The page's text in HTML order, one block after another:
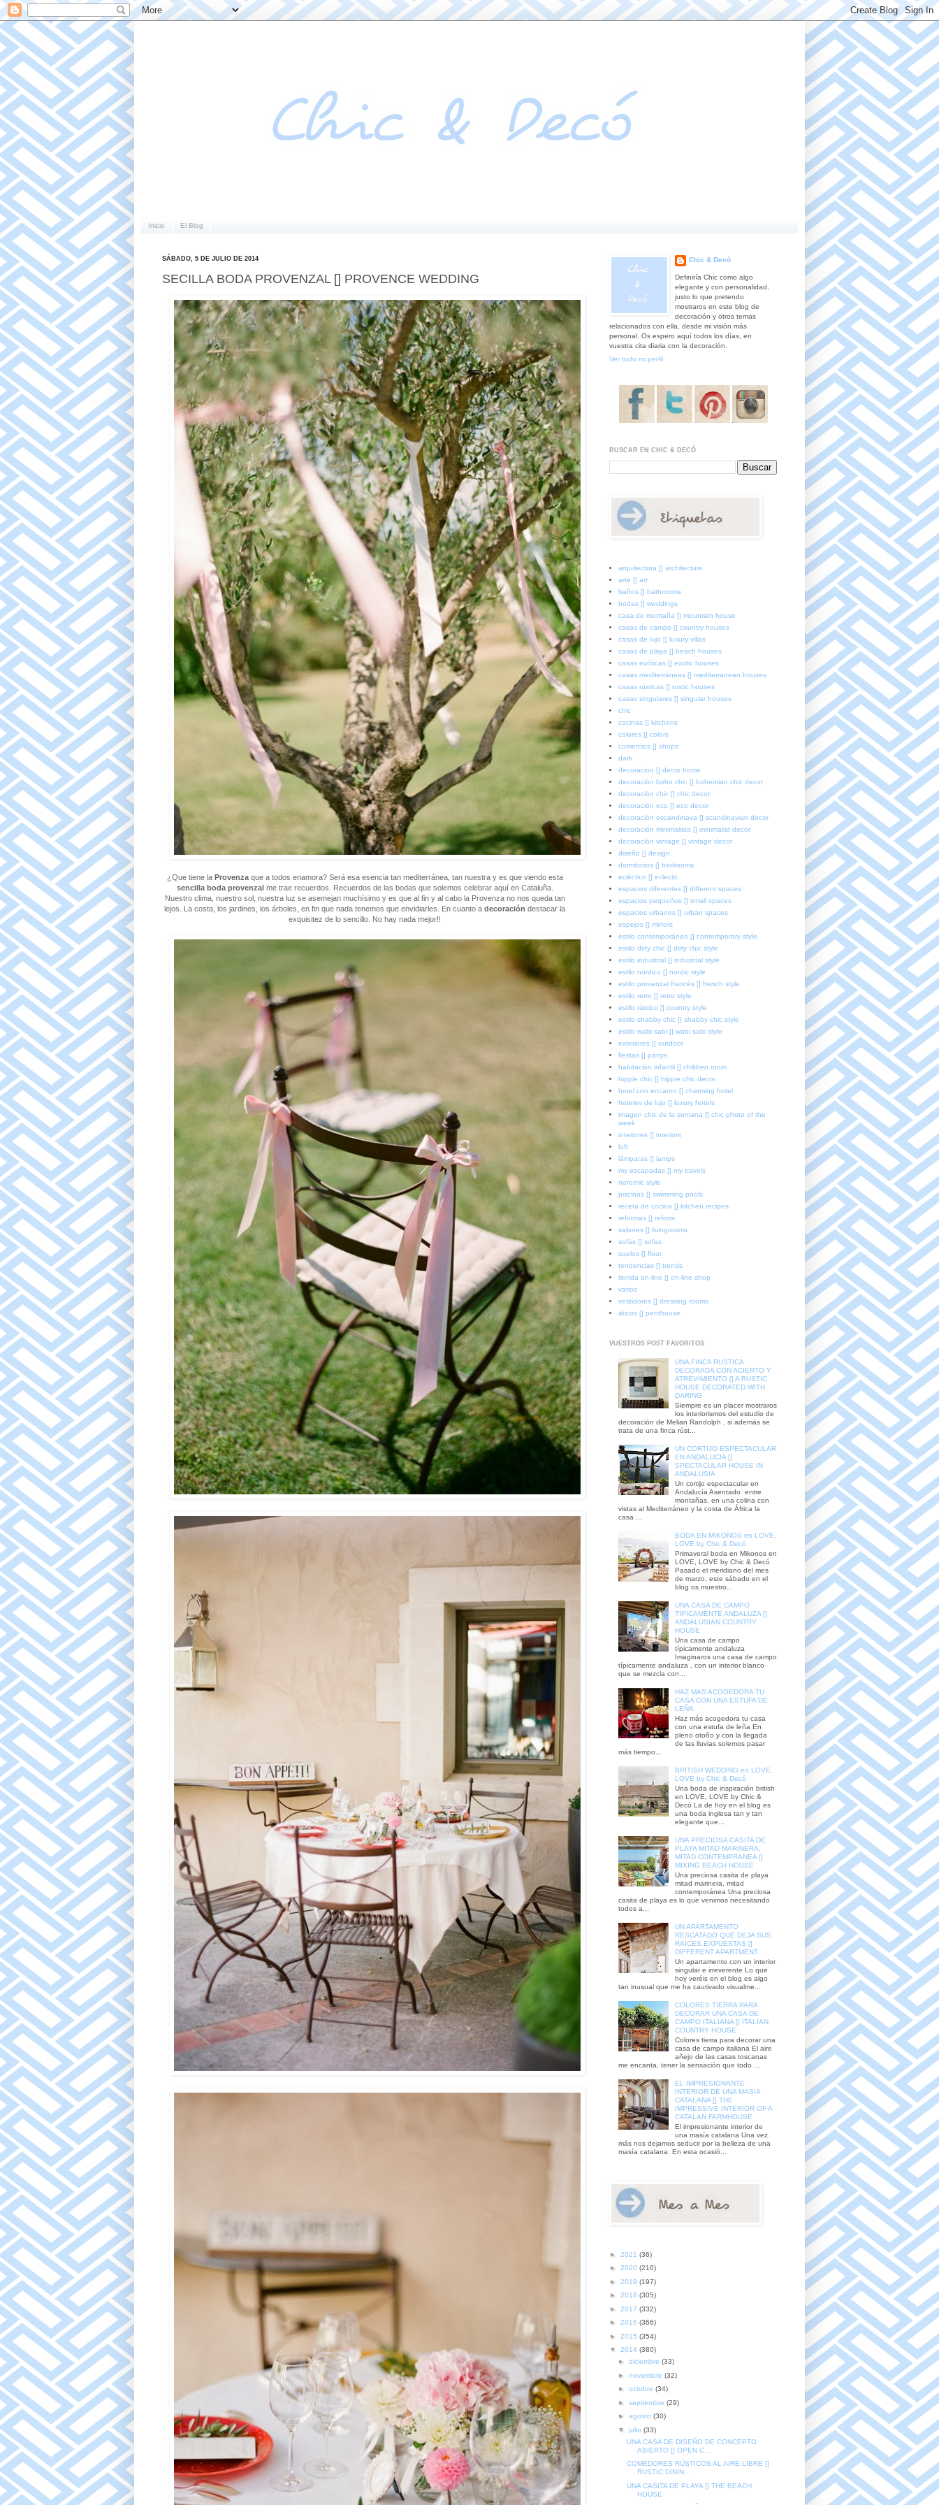
Inicio El Blog
SÁBADO, 5 DE JULIO DE 2014
SECILLA BODA PROVENZAL [] PROVENCE WEDDING
¿Que tiene la Provenzaque a todos enamora? Será esa esencia tan mediterránea, tan nuestra y es que viendo esta
sencilla boda provenzalme trae recuerdos. Recuerdos de las bodas que solemos celebrar aquí en Cataluña.
Nuestro clima, nuestro sol, nuestra luz se asemejan muchísimo y es que al fin y al cabo la Provenza no nos queda tan
lejos. La costa, los jardines, los árboles, en fin que nada tenemos que envidiarles. En cuanto a decoración destacar la
exquisitez de lo sencillo. No hay nada mejor!!
Chic & Decó
Definiría Chic como algo
elegante y con personalidad,
justo lo que pretendo
mostraros en este blog de
decoración y otros temas
relacionados con ella, desde mi visión más
personal. Os espero aquí todos los días, en
vuestra cita diaria con la decoración.
Ver todo mi perfil
BUSCAR EN CHIC & DECÓ
arquitectura [] architecture
arte [] art
baños [] bathrooms
bodas [] weddings
casa de montaña [] mountain house
casas de campo [] country houses
casas de lujo [] luxury villas
casas de playa [] beach houses
casas exóticas [] exotic houses
casas mediterráneas [] mediterranean houses
casas rústicas [] rustic houses
casas singulares [] singular houses
chic
cocinas [] kitchens
colores [] colors
comercios [] shops
dark
decoracion [] decor home
decoración boho chic [] bohemian chic decor
decoración chic [] chic decor
decoración eco [] eco decor
decoración escandinava [] scandinavian decor
decoración minimalista [] minimalist decor
decoración vintage [] vintage decor
diseño [] design
dormitorios [] bedrooms
ecléctico [] eclectic
espacios diferentes [] different spaces
espacios pequeños [] small spaces
espacios urbanos [] urban spaces
espejos [] mirrors
estilo contemporáneo [] contemporary style
estilo dirty chic [] dirty chic style
estilo industrial [] industrial style
estilo nórdico [] nordic style
estilo provenzal francés [] french style
estilo retro [] retro style
estilo rústico [] country style
estilo shabby chic [] shabby chic style
estilo wabi sabi [] wabi sabi style
exteriores [] outdoor
fiestas [] partys
habitación infantil [] children room
hippie chic [] hippie chic decor
hotel con encanto [] charming hotel
hoteles de lujo [] luxury hotels
imagen chic de la semana [] chic photo of the
week
interiores [] interiors
loft
lámparas [] lamps
my escapadas [] my travels
noretnic style
piscinas [] swimming pools
receta de cocina [] kitchen recipes
reformas [] reform
salones [] livingrooms
sofás [] sofas
suelos [] floor
tendencias [] trends
tienda on-line [] on-line shop
varios
vestidores [] dressing rooms
áticos [] penthouse
VUESTROS POST FAVORITOS
UNA FINCA RUSTICA
DECORADA CON ACIERTO Y
ATREVIMIENTO [] A RUSTIC
HOUSE DECORATED WITH
DARING
Siempre es un placer mostraros
los interiorismos del estudio de
decoración de Melian Randolph , si además se
trata de una finca rúst...
UN CORTIJO ESPECTACULAR
EN ANDALUCIA []
SPECTACULAR HOUSE IN
ANDALUSIA
Un cortijo espectacular en
Andalucía Asentado entre
montañas, en una colina con
vistas al Mediterráneo y la costa de África la
casa ...
BODA EN MIKONOS en LOVE,
LOVE by Chic & Decó
Primaveral boda en Mikonos en
LOVE, LOVE by Chic & Decó
Pasado el meridiano del mes
de marzo, este sábado en el
blog os muestro...
UNA CASA DE CAMPO
TIPICAMENTE ANDALUZA []
ANDALUSIAN COUNTRY
HOUSE
Una casa de campo
típicamente andaluza
Imaginaros una casa de campo
típicamente andaluza , con un interior blanco
que se mezcla con...
HAZ MAS ACOGEDORA TU
CASA CON UNA ESTUFA DE
LEÑA
Haz más acogedora tu casa
con una estufa de leña En
pleno otoño y con la llegada
de las lluvias solemos pasar
más tiempo...
BRITISH WEDDING en LOVE,
LOVE by Chic & Decó
Una boda de inspiración british
en LOVE, LOVE by Chic &
Decó La de hoy en el blog es
una boda inglesa tan y tan
elegante que...
UNA PRECIOSA CASITA DE
PLAYA MITAD MARINERA,
MITAD CONTEMPRANEA []
MIXING BEACH HOUSE
Una preciosa casita de playa
mitad marinera, mitad
contemporánea Una preciosa
casita de playa es lo que venimos necesitando
todos a...
UN APARTAMENTO
RESCATADO QUE DEJA SUS
RAICES EXPUESTAS []
DIFFERENT APARTMENT
Un apartamento con un interior
singular e irreverente Lo que
hoy veréis en el blog es algo
tan inusual que me ha cautivado visualme...
COLORES TIERRA PARA
DECORAR UNA CASA DE
CAMPO ITALIANA [] ITALIAN
COUNTRY HOUSE
Colores tierra para decorar una
casa de campo italiana El aire
añejo de las casas toscanas
me encanta, tener la sensación que todo ...
EL IMPRESIONANTE
INTERIOR DE UNA MASIA
CATALANA [] THE
IMPRESSIVE INTERIOR OF A
CATALAN FARMHOUSE
El impresionante interior de
una masía catalana Una vez
más nos dejamos seducir por la belleza de una
masía catalana. En esta ocasió...
► 2021 (36)
► 2020 (216)
► 2019 (197)
► 2018 (305)
► 2017 (332)
► 2016 (366)
► 2015 (354)
▼ 2014 (380)
► diciembre (33)
► noviembre (32)
► octubre (34)
► septiembre (29)
► agosto (30)
▼ julio (33)
UNA CASA DE DISEÑO DE CONCEPTO
ABIERTO [] OPEN C...
COMEDORES RÚSTICOS AL AIRE LIBRE []
RUSTIC DININ...
UNA CASITA DE PLAYA [] THE BEACH
HOUSE